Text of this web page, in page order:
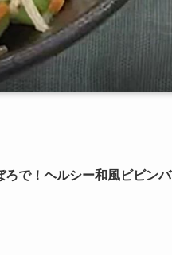
ろで！ヘルシー和風ビビンバ